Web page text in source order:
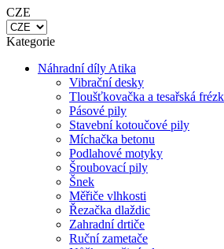
Kategorie
Náhradní díly Atika
Vibrační desky
Tloušťkovačka a tesařská frézka
Pásové pily
Stavební kotoučové pily
Míchačka betonu
Podlahové motyky
Šroubovací pily
Šnek
Měřiče vlhkosti
Řezačka dlaždic
Zahradní drtiče
Ruční zametače
Nůžky na živý plot
Sálavé topení